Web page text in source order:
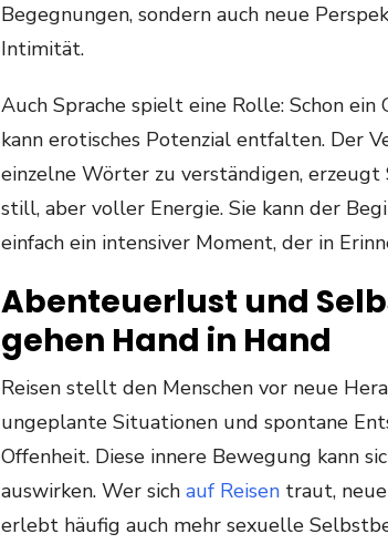
Begegnungen, sondern auch neue
Intimität.
Auch Sprache spielt eine Rolle: Schon ein
kann erotisches Potenzial entfalten. Der
einzelne Wörter zu verständigen, erzeugt
still, aber voller Energie. Sie kann der
einfach ein intensiver Moment, der in
Abenteuerlust und
gehen Hand in Hand
Reisen stellt den Menschen vor neue
ungeplante Situationen und spontane
Offenheit. Diese innere Bewegung kann
auswirken. Wer sich auf Reisen traut,
erlebt häufig auch mehr sexuelle